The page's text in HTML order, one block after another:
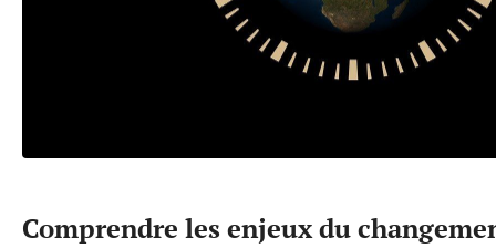
Comprendre les enjeux du